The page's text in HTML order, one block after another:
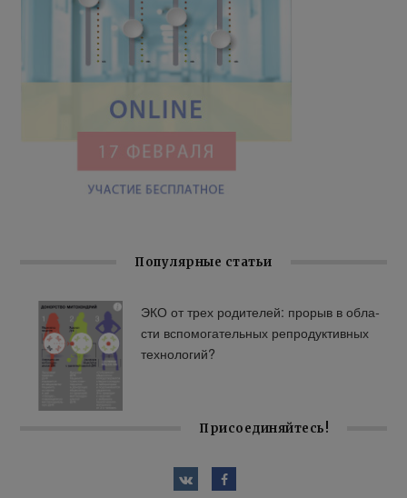
Популярные статьи
ЭКО от трех ро­ди­те­лей: про­рыв в об­ла­
сти вспо­мо­га­тель­ных ре­про­дук­тив­ных
тех­но­ло­гий?
Присоединяйтесь!